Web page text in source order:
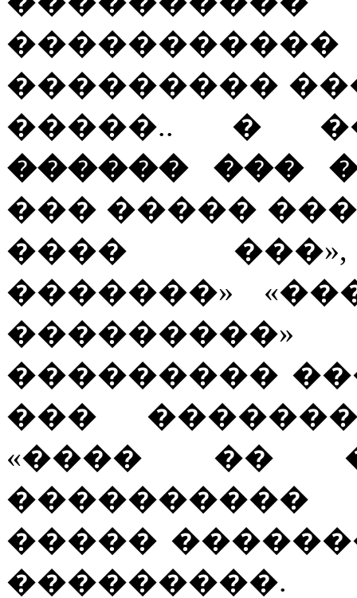
���������
�����.. �
������ ���
��� �����
���� ���»,
�������»
���������
���
«���� ��
����������
�����
���������.